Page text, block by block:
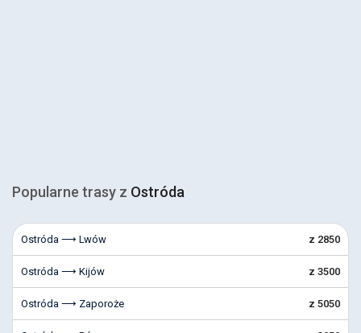
Popularne trasy z Ostróda
Ostróda ⟶ Lwów z 2850
Ostróda ⟶ Kijów z 3500
Ostróda ⟶ Zaporoże z 5050